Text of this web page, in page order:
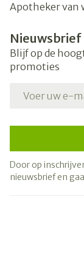
Apotheker van
Nieuwsbrief
Blijf op de
promoties
Door op
nieuwsbrief en